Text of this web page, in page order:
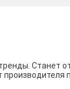
Станет